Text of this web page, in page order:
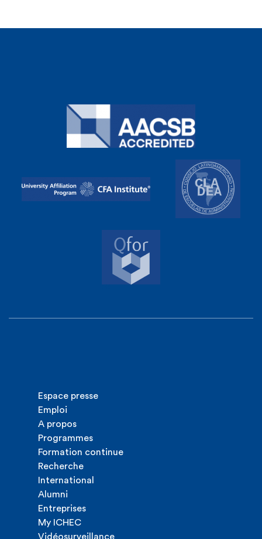
Espace presse
Emploi
A propos
Programmes
Formation continue
Recherche
International
Alumni
Entreprises
My ICHEC
Vidéosurveillance